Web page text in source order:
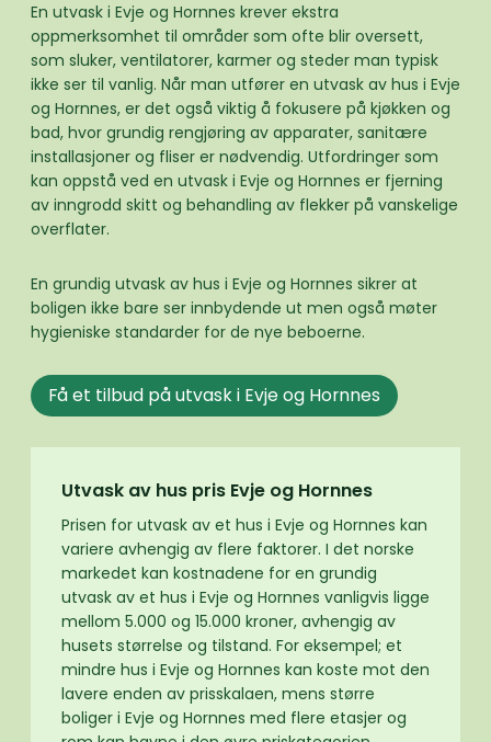
En utvask i Evje og Hornnes krever ekstra
oppmerksomhet til områder som ofte blir oversett,
som sluker, ventilatorer, karmer og steder man typisk
ikke ser til vanlig. Når man utfører en utvask av hus i Evje
og Hornnes, er det også viktig å fokusere på kjøkken og
bad, hvor grundig rengjøring av apparater, sanitære
installasjoner og fliser er nødvendig. Utfordringer som
kan oppstå ved en utvask i Evje og Hornnes er fjerning
av inngrodd skitt og behandling av flekker på vanskelige
overflater.
En grundig utvask av hus i Evje og Hornnes sikrer at
boligen ikke bare ser innbydende ut men også møter
hygieniske standarder for de nye beboerne.
Få et tilbud på utvask i Evje og Hornnes
Utvask av hus pris Evje og Hornnes
Prisen for utvask av et hus i Evje og Hornnes kan
variere avhengig av flere faktorer. I det norske
markedet kan kostnadene for en grundig
utvask av et hus i Evje og Hornnes vanligvis ligge
mellom 5.000 og 15.000 kroner, avhengig av
husets størrelse og tilstand. For eksempel; et
mindre hus i Evje og Hornnes kan koste mot den
lavere enden av prisskalaen, mens større
boliger i Evje og Hornnes med flere etasjer og